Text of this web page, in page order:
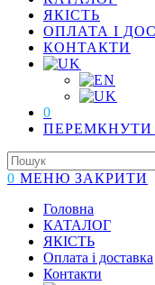
ЯКІСТЬ
ОПЛАТА І
КОНТАКТИ
0
ПЕРЕМКНУТИ
0 МЕНЮ ЗАКРИТИ
Головна
КАТАЛОГ
ЯКІСТЬ
Оплата і доставка
Контакти